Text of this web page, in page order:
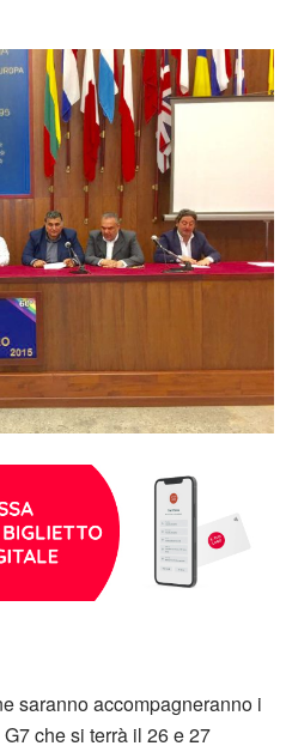
saranno accompagneranno i
che si terrà il 26 e 27